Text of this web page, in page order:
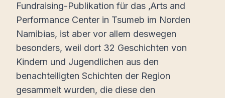
Fundraising-Publikation für das ‚Arts and
Performance Center in Tsumeb im Norden
Namibias, ist aber vor allem deswegen
besonders, weil dort 32 Geschichten von
Kindern und Jugendlichen aus den
benachteiligten Schichten der Region
gesammelt wurden, die diese den